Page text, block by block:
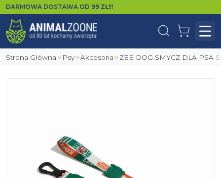
DARMOWA DOSTAWA OD 99 ZŁ!!!
WyszukajKoszyk
Strona Główna Psy Akcesoria ZEE DOG SMYCZ DLA PSA